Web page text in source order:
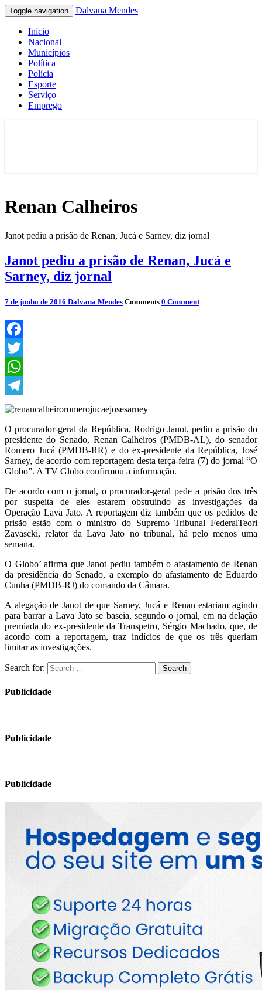
Toggle navigation Dalvana Mendes
Inicio
Nacional
Municípios
Política
Polícia
Esporte
Serviço
Emprego
Renan Calheiros
Janot pediu a prisão de Renan, Jucá e Sarney, diz jornal
Janot pediu a prisão de Renan, Jucá e
Sarney, diz jornal
7 de junho de 2016 Dalvana Mendes Comments 0 Comment
Facebook
Twitter
WhatsApp
Telegram
O procurador-geral da República, Rodrigo Janot, pediu a prisão do
presidente do Senado, Renan Calheiros (PMDB-AL), do senador
Romero Jucá (PMDB-RR) e do ex-presidente da República, José
Sarney, de acordo com reportagem desta terça-feira (7) do jornal “O
Globo”. A TV Globo confirmou a informação.
De acordo com o jornal, o procurador-geral pede a prisão dos três
por suspeita de eles estarem obstruindo as investigações da
Operação Lava Jato. A reportagem diz também que os pedidos de
prisão estão com o ministro do Supremo Tribunal FederalTeori
Zavascki, relator da Lava Jato no tribunal, há pelo menos uma
semana.
O Globo’ afirma que Janot pediu também o afastamento de Renan
da presidência do Senado, a exemplo do afastamento de Eduardo
Cunha (PMDB-RJ) do comando da Câmara.
A alegação de Janot de que Sarney, Jucá e Renan estariam agindo
para barrar a Lava Jato se baseia, segundo o jornal, em na delação
premiada do ex-presidente da Transpetro, Sérgio Machado, que, de
acordo com a reportagem, traz indícios de que os três queriam
limitar as investigações.
Search for: Search
Publicidade
Publicidade
Publicidade